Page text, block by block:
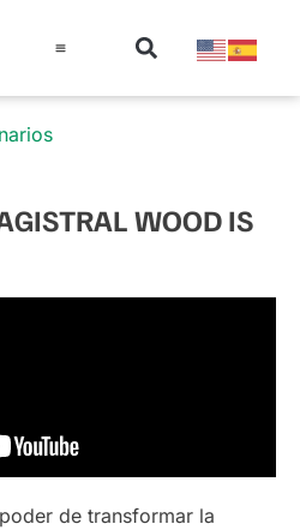
WOOD IS
de transformar la